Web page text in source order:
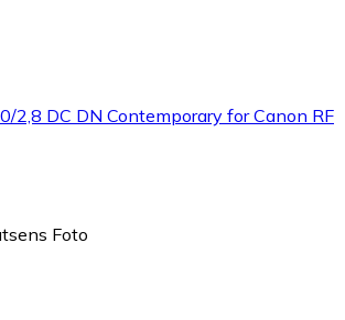
2,8 DC DN Contemporary for Canon RF
Foto